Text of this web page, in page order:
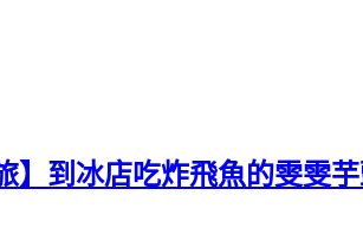
】到冰店吃炸飛魚的雯雯